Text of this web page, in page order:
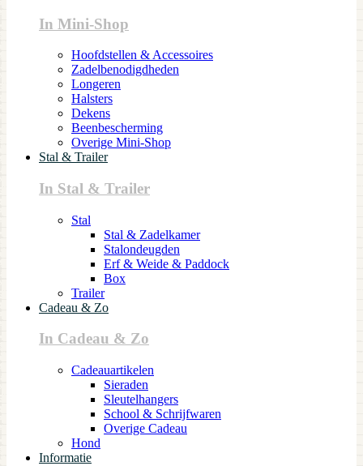
In Mini-Shop
Hoofdstellen & Accessoires
Zadelbenodigdheden
Longeren
Halsters
Dekens
Beenbescherming
Overige Mini-Shop
Stal & Trailer
In Stal & Trailer
Stal
Stal & Zadelkamer
Stalondeugden
Erf & Weide & Paddock
Box
Trailer
Cadeau & Zo
In Cadeau & Zo
Cadeauartikelen
Sieraden
Sleutelhangers
School & Schrijfwaren
Overige Cadeau
Hond
Informatie